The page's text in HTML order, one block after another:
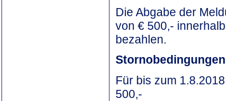
Die Abgabe der
von € 500,-
bezahlen.
Für bis zum
500,-